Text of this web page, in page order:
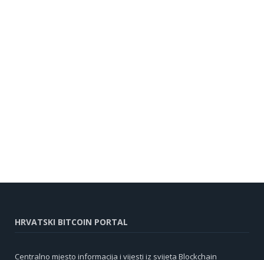
HRVATSKI BITCOIN PORTAL
Centralno mjesto informacija i vijesti iz svijeta Blockchain